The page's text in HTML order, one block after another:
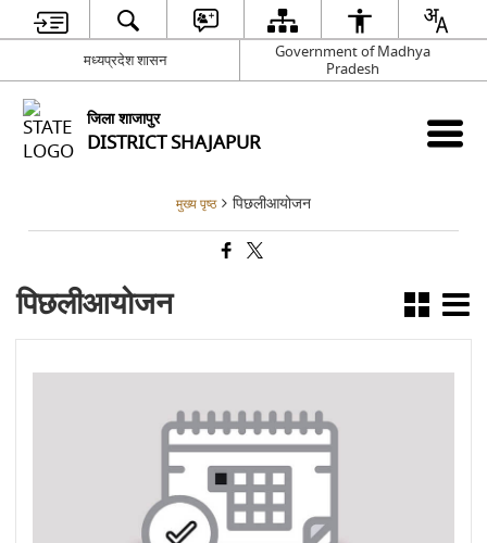
मध्यप्रदेश शासन
Government of Madhya
Pradesh
जिला शाजापुर
DISTRICT SHAJAPUR
मुख्य पृष्ठ पिछलीआयोजन
पिछलीआयोजन